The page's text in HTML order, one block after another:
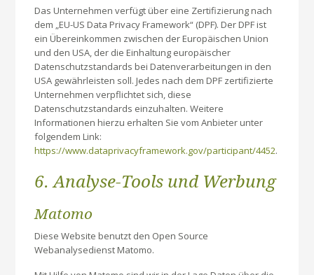
Das Unternehmen verfügt über eine Zertifizierung nach
dem „EU-US Data Privacy Framework“ (DPF). Der DPF ist
ein Übereinkommen zwischen der Europäischen Union
und den USA, der die Einhaltung europäischer
Datenschutzstandards bei Datenverarbeitungen in den
USA gewährleisten soll. Jedes nach dem DPF zertifizierte
Unternehmen verpflichtet sich, diese
Datenschutzstandards einzuhalten. Weitere
Informationen hierzu erhalten Sie vom Anbieter unter
folgendem Link:
https://www.dataprivacyframework.gov/participant/4452.
6. Analyse-Tools und Werbung
Matomo
Diese Website benutzt den Open Source
Webanalysedienst Matomo.